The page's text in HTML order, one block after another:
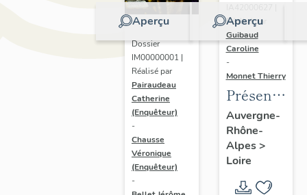
Aperçu
Dossier
IM00000001 |
Réalisé par
Pairaudeau
Catherine
(Enquêteur)
-
Chausse
Véronique
(Enquêteur)
-
Aperçu
Réalisé par
Guibaud
Caroline
-
Monnet Thierry
de
l'étude
du
du
Auvergne-
Rhône-
Alpes>
Loire